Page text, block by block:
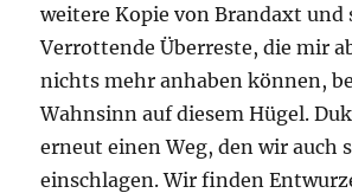
weitere Kopie von Brandaxt und
Verrottende Überreste, die mir
nichts mehr anhaben können,
Wahnsinn auf diesem Hügel.
erneut einen Weg, den wir auch
einschlagen. Wir finden